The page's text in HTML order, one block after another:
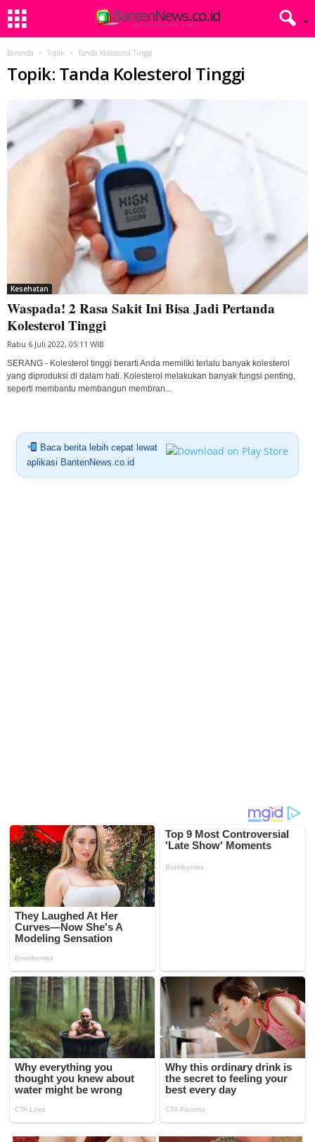
Beranda Topik Tanda Kolesterol Tinggi
Topik: Tanda Kolesterol Tinggi
Kesehatan
Waspada! 2 Rasa Sakit Ini Bisa Jadi Pertanda
Kolesterol Tinggi
Rabu 6 Juli 2022, 05:11 WIB
SERANG - Kolesterol tinggi berarti Anda memiliki terlalu banyak kolesterol
yang diproduksi di dalam hati. Kolesterol melakukan banyak fungsi penting,
seperti membantu membangun membran...
Baca berita lebih cepat lewat
aplikasi BantenNews.co.id